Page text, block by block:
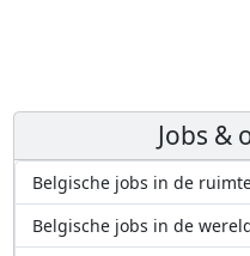
Jobs &
Belgische jobs in de
Belgische jobs in de